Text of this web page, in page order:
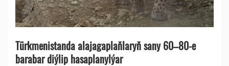
Türkmenistanda alajagaplaňlaryň sany 60–80-e
barabar diýlip hasaplanylýar